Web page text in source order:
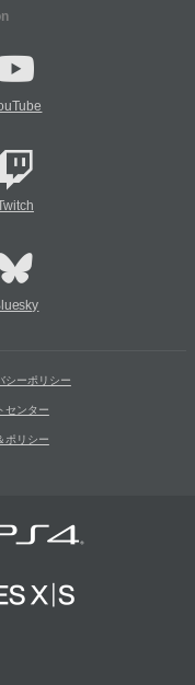
シーポリシー
センター
ポリシー